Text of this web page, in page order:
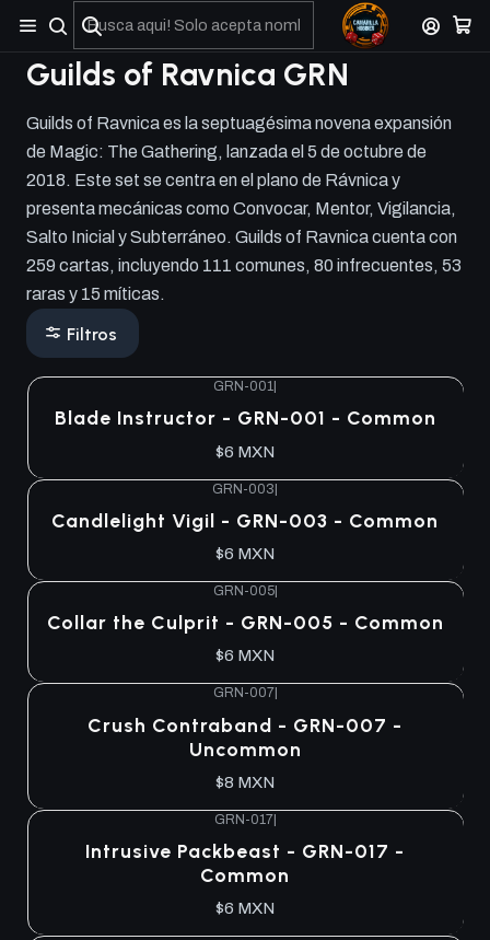
No olviden reportar sus depositos y transferencias por Whatsapp
Guilds of Ravnica GRN
Guilds of Ravnica es la septuagésima novena expansión
de Magic: The Gathering, lanzada el 5 de octubre de
2018. Este set se centra en el plano de Rávnica y
presenta mecánicas como Convocar, Mentor, Vigilancia,
Salto Inicial y Subterráneo. Guilds of Ravnica cuenta con
259 cartas, incluyendo 111 comunes, 80 infrecuentes, 53
raras y 15 míticas.
Filtros
GRN-001
Blade Instructor - GRN-001 - Common
$6 MXN
GRN-003|
Candlelight Vigil - GRN-003 - Common
$6 MXN
GRN-005|
Collar the Culprit - GRN-005 - Common
$6 MXN
GRN-007|
Crush Contraband - GRN-007 -
Uncommon
$8 MXN
GRN-017|
Intrusive Packbeast - GRN-017 -
Common
$6 MXN